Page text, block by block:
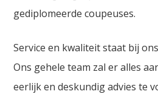
gediplomeerde coupeuses.
Service en kwaliteit staat bij
Ons gehele team zal er alles
eerlijk en deskundig advies te